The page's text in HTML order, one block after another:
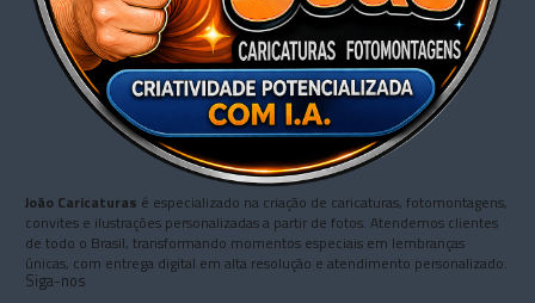
João Caricaturas é especializado na criação de caricaturas, fotomontagens,
convites e ilustrações personalizadas a partir de fotos. Atendemos clientes
de todo o Brasil, transformando momentos especiais em lembranças
únicas, com entrega digital em alta resolução e atendimento personalizado.
Siga-nos